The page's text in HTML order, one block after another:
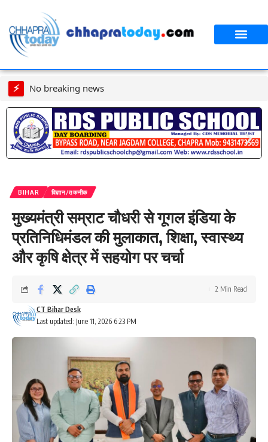
⚡ No breaking news
BIHAR विज्ञान/तकनीक
मुख्यमंत्री सम्राट चौधरी से गूगल इंडिया के
प्रतिनिधिमंडल की मुलाकात, शिक्षा, स्वास्थ्य
और कृषि क्षेत्र में सहयोग पर चर्चा
Last updated: June 11, 2026 6:23 PM
CT Bihar Desk
2 Min Read